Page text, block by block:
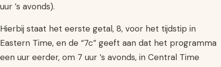
uur ’s avonds).
Hierbij staat het eerste getal, 8, voor het tijdstip in
Eastern Time, en de “7c” geeft aan dat het programma
een uur eerder, om 7 uur ’s avonds, in Central Time